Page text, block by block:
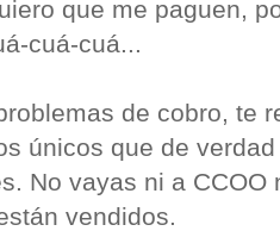
que me paguen,
cuá-cuá...
de cobro, te
únicos que de
No vayas ni a CCOO
vendidos.